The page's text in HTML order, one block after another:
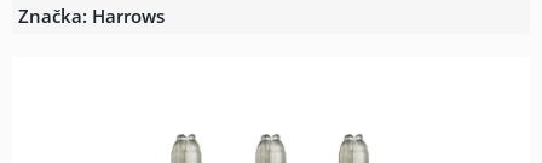
Značka: Harrows